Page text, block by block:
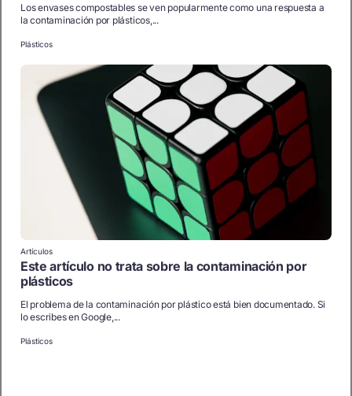
Los envases compostables se ven popularmente como una respuesta a
la contaminación por plásticos,...
Plásticos
Artículos
Este artículo no trata sobre la contaminación por
plásticos
El problema de la contaminación por plástico está bien documentado. Si
lo escribes en Google,...
Plásticos